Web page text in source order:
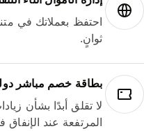
احتفظ بعملاتك في
ثوانٍ.
بطاقة خصم مباشر دولية
لا تقلق أبدًا بشأن
المرتفعة عند الإنفاق